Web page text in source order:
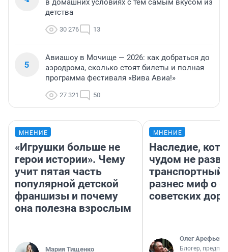
в домашних условиях с тем самым вкусом из
детства
30 276 13
5
Авиашоу в Мочище — 2026: как добраться до
аэродрома, сколько стоят билеты и полная
программа фестиваля «Вива Авиа!»
27 321 50
МНЕНИЕ
«Игрушки больше не
герои истории». Чему
учит пятая часть
популярной детской
франшизы и почему
она полезна взрослым
Мария Тищенко
МНЕНИЕ
Наследие,
чудом не
транспортный
разнес миф о
советских
Олег Арефьев
Блогер,